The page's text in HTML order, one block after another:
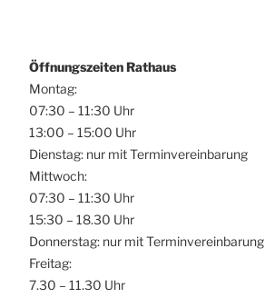
Öffnungszeiten Rathaus
Montag:
07:30 – 11:30 Uhr
13:00 – 15:00 Uhr
Dienstag: nur mit Terminvereinbarung
Mittwoch:
07:30 – 11:30 Uhr
15:30 – 18.30 Uhr
Donnerstag: nur mit Terminvereinbarung
Freitag:
7.30 – 11.30 Uhr